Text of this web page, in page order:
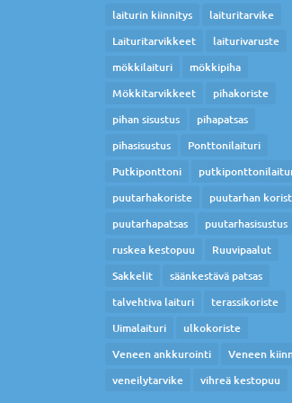
laiturin kiinnitys
laituritarvike
Laituritarvikkeet
laiturivaruste
mökkilaituri
mökkipiha
Mökkitarvikkeet
pihakoriste
pihan sisustus
pihapatsas
pihasisustus
Ponttonilaituri
Putkiponttoni
puutarhakoriste
puutarhan
puutarhapatsas
puutarhasisustus
ruskea kestopuu
Ruuvipaalut
Sakkelit
säänkestävä patsas
talvehtiva laituri
terassikoriste
Uimalaituri
ulkokoriste
Veneen ankkurointi
Veneen
veneilytarvike
vihreä kestopuu